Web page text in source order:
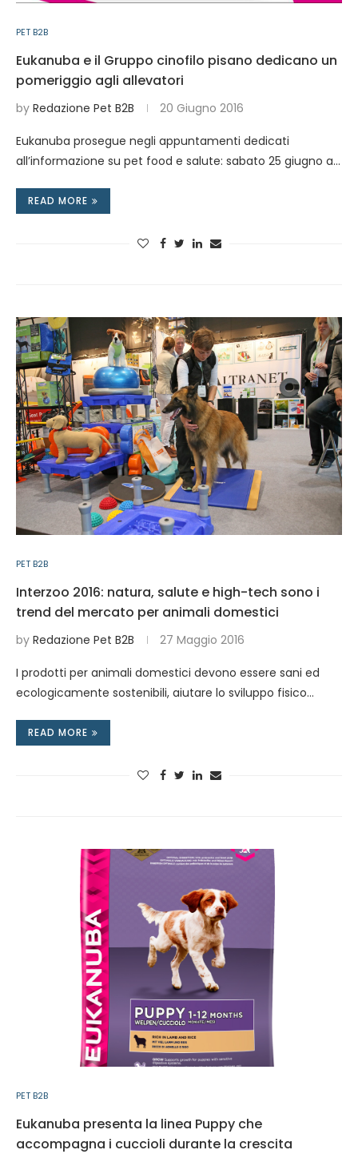
PET B2B
Eukanuba e il Gruppo cinofilo pisano dedicano un
pomeriggio agli allevatori
by Redazione Pet B2B 20 Giugno 2016
Eukanuba prosegue negli appuntamenti dedicati
all’informazione su pet food e salute: sabato 25 giugno a…
READ MORE
PET B2B
Interzoo 2016: natura, salute e high-tech sono i
trend del mercato per animali domestici
by Redazione Pet B2B 27 Maggio 2016
I prodotti per animali domestici devono essere sani ed
ecologicamente sostenibili, aiutare lo sviluppo fisico…
READ MORE
PET B2B
Eukanuba presenta la linea Puppy che
accompagna i cuccioli durante la crescita